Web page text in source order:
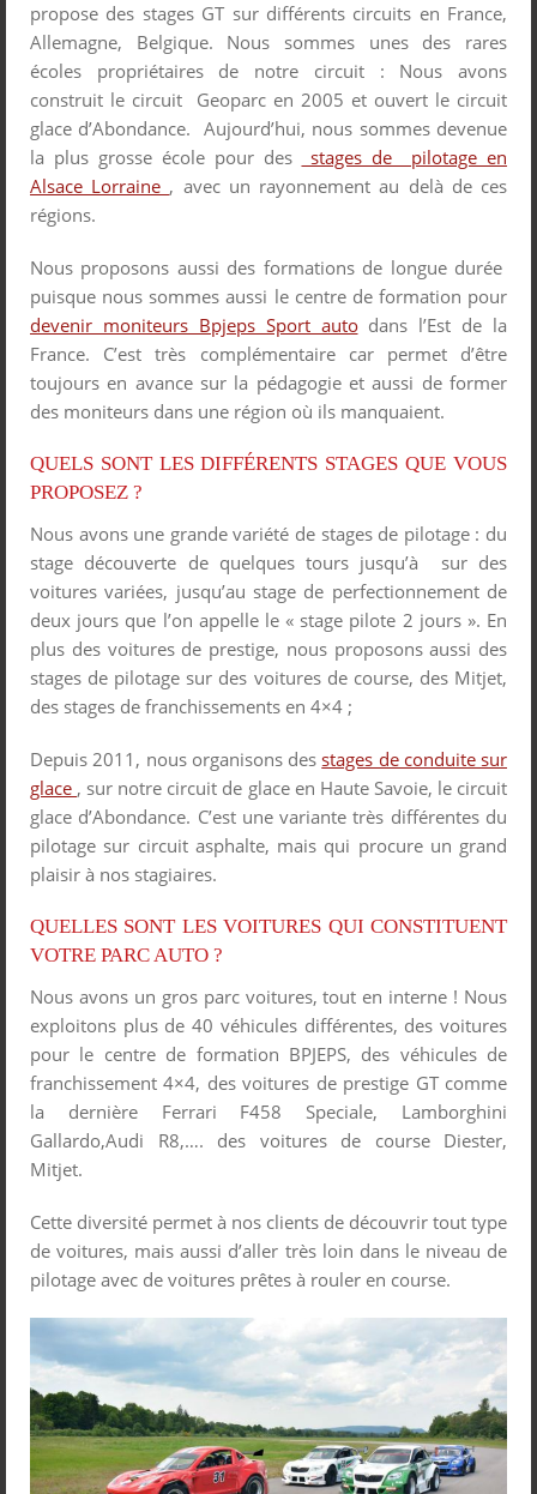
propose des stages GT sur différents circuits en France,
Allemagne, Belgique. Nous sommes unes des rares
écoles propriétaires de notre circuit : Nous avons
construit le circuit Geoparc en 2005 et ouvert le circuit
glace d’Abondance. Aujourd’hui, nous sommes devenue
la plus grosse école pour des
stages de pilotage en
Alsace Lorraine , avec un rayonnement au delà de ces
régions.
Nous proposons aussi des formations de longue durée
puisque nous sommes aussi le centre de formation pour
devenir moniteurs Bpjeps Sport autodans l’Est de la
France. C’est très complémentaire car permet d’être
toujours en avance sur la pédagogie et aussi de former
des moniteurs dans une région où ils manquaient.
QUELS SONT LES DIFFÉRENTS STAGES QUE VOUS
PROPOSEZ ?
Nous avons une grande variété de stages de pilotage : du
stage découverte de quelques tours jusqu’à sur des
voitures variées, jusqu’au stage de perfectionnement de
deux jours que l’on appelle le « stage pilote 2 jours ». En
plus des voitures de prestige, nous proposons aussi des
stages de pilotage sur des voitures de course, des Mitjet,
des stages de franchissements en 4×4 ;
Depuis 2011, nous organisons desstages de conduite sur
glace , sur notre circuit de glace en Haute Savoie, le circuit
glace d’Abondance. C’est une variante très différentes du
pilotage sur circuit asphalte, mais qui procure un grand
plaisir à nos stagiaires.
QUELLES SONT LES VOITURES QUI CONSTITUENT
VOTRE PARC AUTO ?
Nous avons un gros parc voitures, tout en interne ! Nous
exploitons plus de 40 véhicules différentes, des voitures
pour le centre de formation BPJEPS, des véhicules de
franchissement 4×4, des voitures de prestige GT comme
la dernière Ferrari F458 Speciale, Lamborghini
Gallardo,Audi R8,…. des voitures de course Diester,
Mitjet.
Cette diversité permet à nos clients de découvrir tout type
de voitures, mais aussi d’aller très loin dans le niveau de
pilotage avec de voitures prêtes à rouler en course.